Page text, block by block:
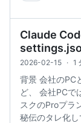
Claude
2026-02-15 · 1
背景 会社のPC
ど、 会社PCで
スクのProプラ
秘伝のタレ化